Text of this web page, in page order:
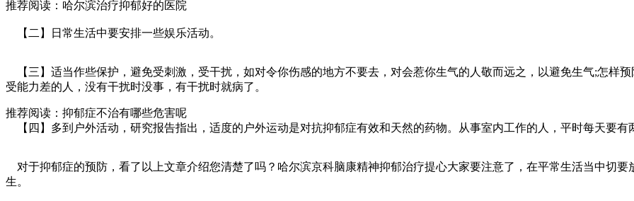
推荐阅读：哈尔滨治疗抑郁好的医院
【二】日常生活中要安排一些娱乐活动。
【三】适当作些保护，避免受刺激，受干扰，如对令你伤感的地方不要去，对会惹你生气的人敬而远之，以避免生气;怎样
受能力差的人，没有干扰时没事，有干扰时就病了。
推荐阅读：抑郁症不治有哪些危害呢
【四】多到户外活动，研究报告指出，适度的户外运动是对抗抑郁症有效和天然的药物。从事室内工作的人，平时每天要
对于抑郁症的预防，看了以上文章介绍您清楚了吗？哈尔滨京科脑康精神抑郁治疗提心大家要注意了，在平常生活当中切
生。